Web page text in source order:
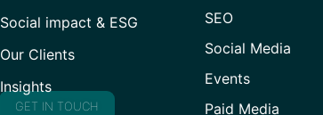
Social impact & ESG
Our Clients
Insights
GET IN TOUCH
SEO
Social Media
Events
Paid Media